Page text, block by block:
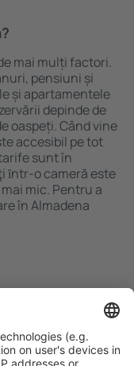
mai mulți factori.
pensiuni și
și apartamentele
depinde de
oaspeți. Când vine
accesibil pe tot
sunt în
ȋntr-o cameră este
mic. Pentru a
în Almadena